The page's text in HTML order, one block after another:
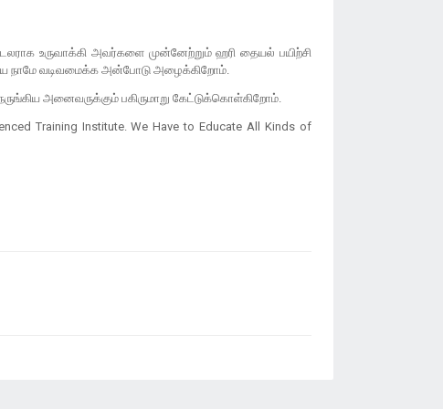
உருவாக்கி அவர்களை முன்னேற்றும் ஹரி தையல் பயிற்சி
நாமே வடிவமைக்க அன்போடு அழைக்கிறோம்.
அனைவருக்கும் பகிருமாறு கேட்டுக்கொள்கிறோம்.
Training Institute. We Have to Educate All Kinds of